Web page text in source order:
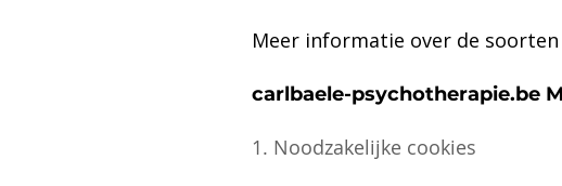
Meer informatie over de
carlbaele-psychotherapie.be
1. Noodzakelijke cookies